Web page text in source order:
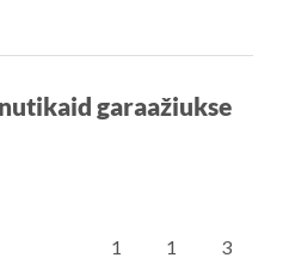
garaažiukse
1 1 3